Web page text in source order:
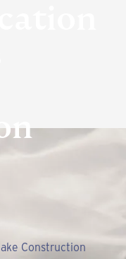
Construction